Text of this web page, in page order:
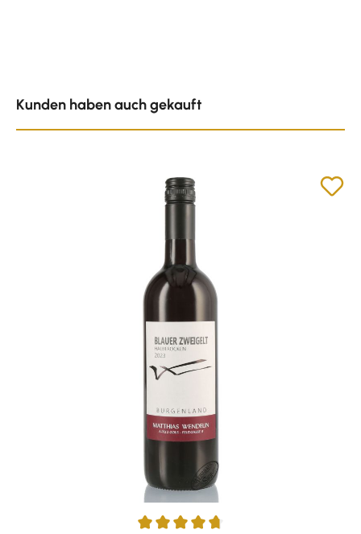
Kunden haben auch gekauft